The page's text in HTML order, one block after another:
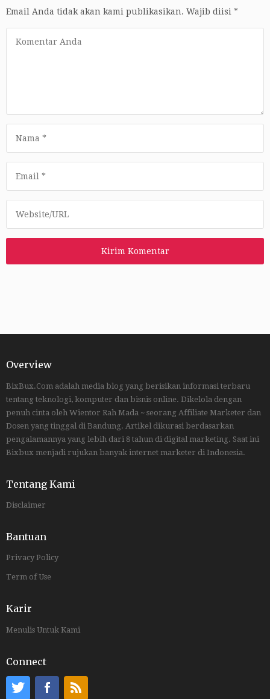
Email Anda tidak akan kami publikasikan. Wajib diisi *
Overview
BixBux.Com adalah media blog yang berisikan informasi terbaru
tentang teknologi, komputer dan bisnis online. Dikelola dengan
penuh cinta oleh Wientor Rah Mada ~ seorang Affiliate Marketer dan
Dosen yang tinggal di Bandung. Artikel dikurasi berdasarkan
pengalamannya yang lebih dari 8 tahun di digital marketing. Saat ini
Bixbux menjadi rujukan banyak internet marketer di Indonesia.
Tentang Kami
Disclaimer
Bantuan
Privacy Policy
Term of Use
Karir
Menulis Untuk Kami
Connect